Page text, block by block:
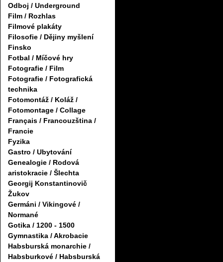
Odboj / Underground
Film / Rozhlas
Filmové plakáty
Filosofie / Dějiny myšlení
Finsko
Fotbal / Míčové hry
Fotografie / Film
Fotografie / Fotografická
technika
Fotomontáž / Koláž /
Fotomontage / Collage
Français / Francouzština /
Francie
Fyzika
Gastro / Ubytování
Genealogie / Rodová
aristokracie / Šlechta
Georgij Konstantinovič
Žukov
Germáni / Vikingové /
Normané
Gotika / 1200 - 1500
Gymnastika / Akrobacie
Habsburská monarchie /
Habsburkové / Habsburská